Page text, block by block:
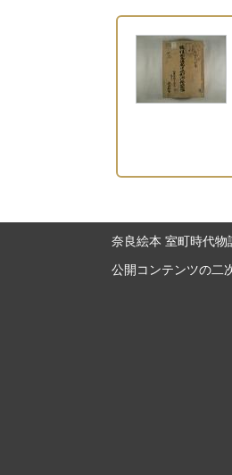
奈良絵本 室町時代物
公開コンテンツの二